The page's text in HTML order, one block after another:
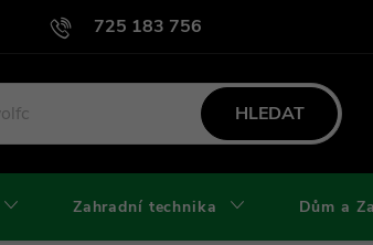
725 183 756
užití webu Podmínky ochrany osobních údajů a
HLEDAT
Zahradní technika Dům a